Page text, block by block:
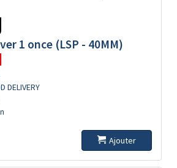
1 once (LSP - 40MM)
DELIVERY
Ajouter